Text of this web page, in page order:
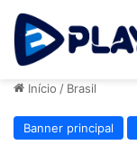
Início / Brasil
Banner principal